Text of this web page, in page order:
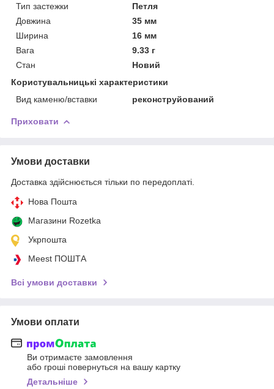
Тип застежки
Петля
Довжина
35 мм
Ширина
16 мм
Вага
9.33 г
Стан
Новий
Користувальницькі характеристики
Вид каменю/вставки
реконструйований
Приховати
Умови доставки
Доставка здійснюється тільки по передоплаті.
Нова Пошта
Магазини Rozetka
Укрпошта
Meest ПОШТА
Всі умови доставки
Умови оплати
Ви отримаєте замовлення
або гроші повернуться на вашу картку
Детальніше